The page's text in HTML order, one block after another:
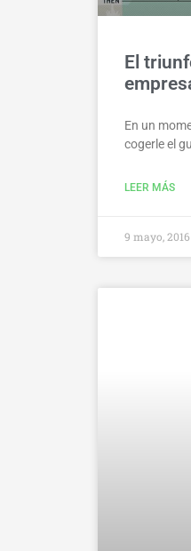
El
En un
cogerle el
LEER MÁS
9 mayo, 2016